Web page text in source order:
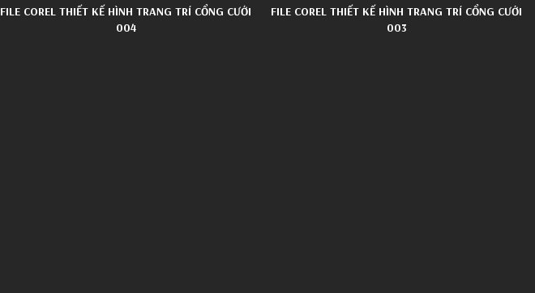
FILE COREL THIẾT KẾ HÌNH TRANG TRÍ CỔNG CƯỚI
004
FILE COREL THIẾT KẾ HÌNH TRANG TRÍ CỔNG CƯỚI
003